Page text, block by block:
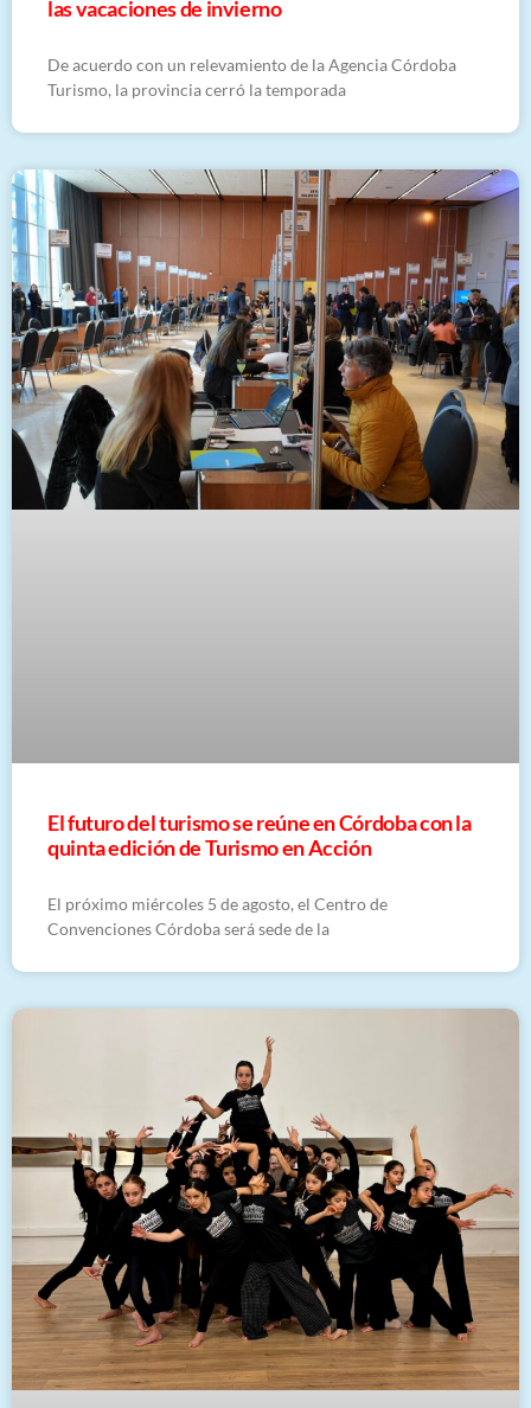
las vacaciones de invierno
De acuerdo con un relevamiento de la Agencia Córdoba
Turismo, la provincia cerró la temporada
El futuro del turismo se reúne en Córdoba con la
quinta edición de Turismo en Acción
El próximo miércoles 5 de agosto, el Centro de
Convenciones Córdoba será sede de la